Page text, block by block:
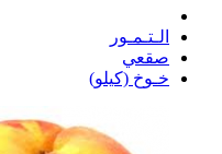
الـتـمـور
صقعي
خـوخ (كيلو)